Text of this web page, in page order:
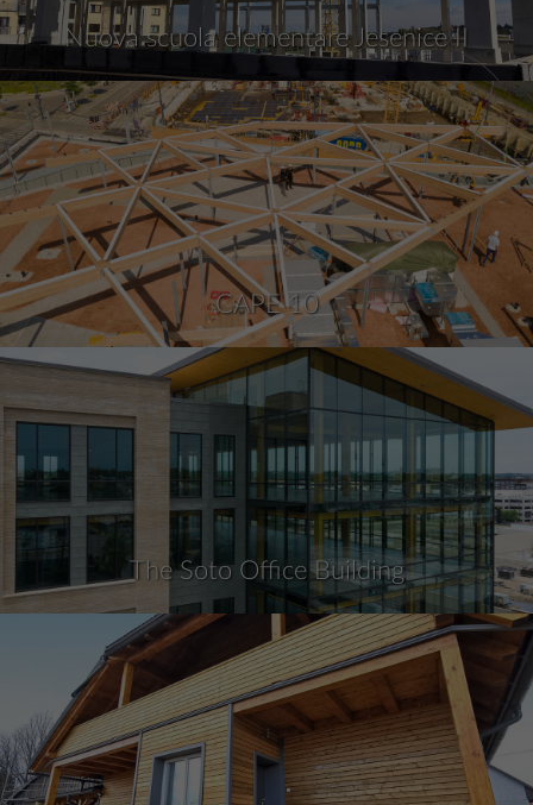
Nuova scuola elementare Jesenice II
CAPE 10
The Soto Office Building